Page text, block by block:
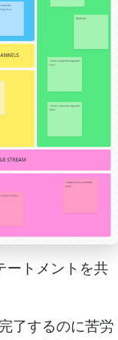
ートメントを共
了するのに苦労